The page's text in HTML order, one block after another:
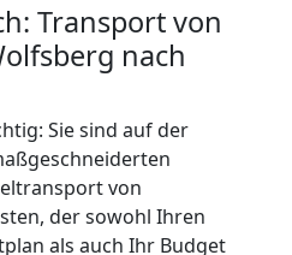
Transport von
nach
Sie sind auf der
von
der sowohl Ihren
als auch Ihr Budget